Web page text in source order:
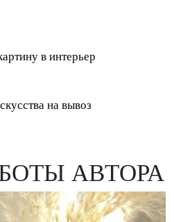
в интерьер
на вывоз
АВТОРА